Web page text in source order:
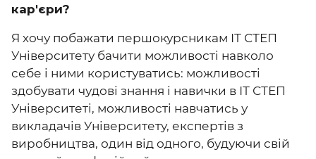
кар'єри?
Я хочу побажати першокурсникам ІТ СТЕП
Університету бачити можливості навколо
себе і ними користуватись: можливості
здобувати чудові знання і навички в ІТ СТЕП
Університеті, можливості навчатись у
викладачів Університету, експертів з
виробництва, один від одного, будуючи свій